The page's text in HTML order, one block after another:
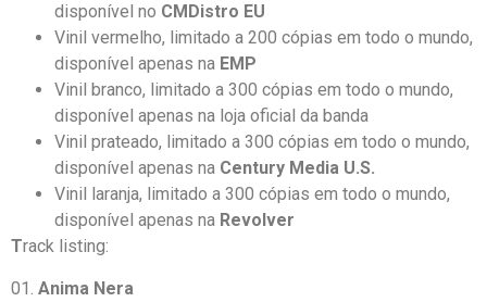
disponível no CMDistro EU
Vinil vermelho, limitado a 200 cópias em todo o mundo,
disponível apenas na EMP
Vinil branco, limitado a 300 cópias em todo o mundo,
disponível apenas na loja oficial da banda
Vinil prateado, limitado a 300 cópias em todo o mundo,
disponível apenas na Century Media U.S.
Vinil laranja, limitado a 300 cópias em todo o mundo,
disponível apenas na Revolver
Track listing:
01. Anima Nera